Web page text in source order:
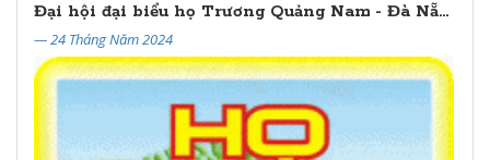
Đại hội đại biểu họ Trương Quảng Nam - Đà Nẵng lần thứ II (2024 - 2029)
— 24 Tháng Năm 2024